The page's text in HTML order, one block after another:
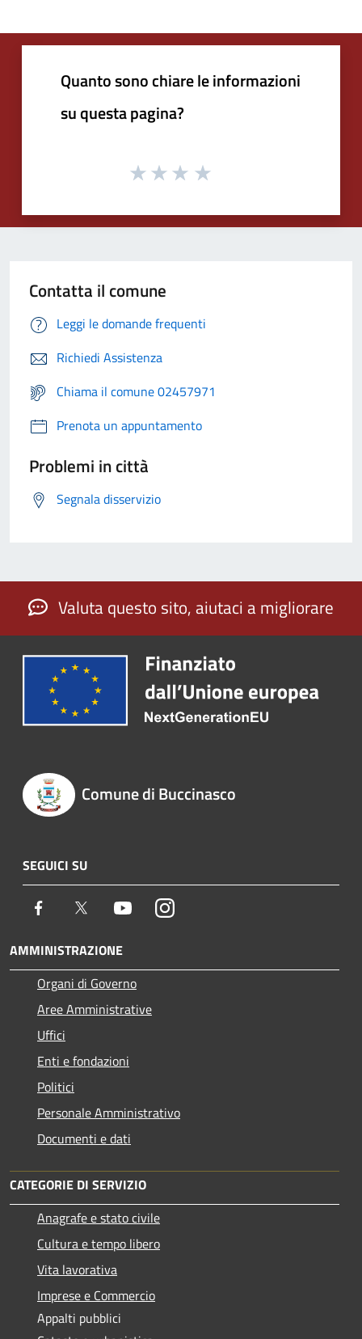
Quanto sono chiare le informazioni
su questa pagina?
Contatta il comune
Leggi le domande frequenti
Richiedi Assistenza
Chiama il comune 02457971
Prenota un appuntamento
Problemi in città
Segnala disservizio
Valuta questo sito, aiutaci a migliorare
Comune di Buccinasco
SEGUICI SU
Facebook Twitter YoutubeInstagram
AMMINISTRAZIONE
Organi di Governo
Aree Amministrative
Uffici
Enti e fondazioni
Politici
Personale Amministrativo
Documenti e dati
CATEGORIE DI SERVIZIO
Anagrafe e stato civile
Cultura e tempo libero
Vita lavorativa
Imprese e Commercio
Appalti pubblici